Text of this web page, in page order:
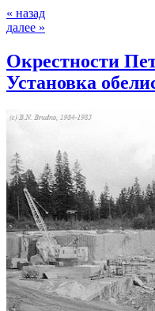
« назад
далее »
Окрестности
Установка